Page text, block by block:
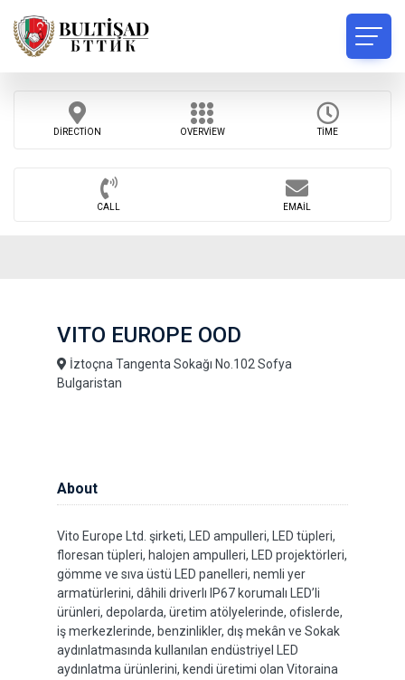
DIRECTION OVERVIEW TIME
CALL EMAIL
VITO EUROPE OOD
İztoçna Tangenta Sokağı No.102 Sofya
Bulgaristan
About
Vito Europe Ltd. şirketi, LED ampulleri, LED tüpleri,
floresan tüpleri, halojen ampulleri, LED projektörleri,
gömme ve sıva üstü LED panelleri, nemli yer
armatürlerini, dâhili driverlı IP67 korumalı LED’li
ürünleri, depolarda, üretim atölyelerinde, ofislerde,
iş merkezlerinde, benzinlikler, dış mekân ve Sokak
aydınlatmasında kullanılan endüstriyel LED
aydınlatma ürünlerini, kendi üretimi olan Vitoraina